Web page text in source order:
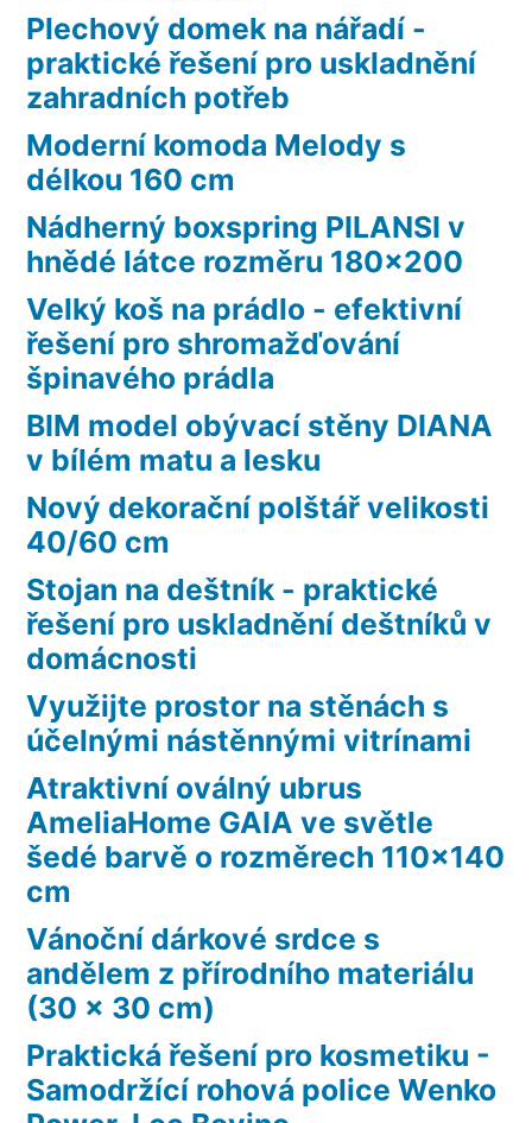
Plechový domek na nářadí -
praktické řešení pro uskladnění
zahradních potřeb
Moderní komoda Melody s
délkou 160 cm
Nádherný boxspring PILANSI v
hnědé látce rozměru 180×200
Velký koš na prádlo - efektivní
řešení pro shromažďování
špinavého prádla
BIM model obývací stěny DIANA
v bílém matu a lesku
Nový dekorační polštář velikosti
40/60 cm
Stojan na deštník - praktické
řešení pro uskladnění deštníků v
domácnosti
Využijte prostor na stěnách s
účelnými nástěnnými vitrínami
Atraktivní oválný ubrus
AmeliaHome GAIA ve světle
šedé barvě o rozměrech 110×140
cm
Vánoční dárkové srdce s
andělem z přírodního materiálu
(30 x 30 cm)
Praktická řešení pro kosmetiku -
Samodržící rohová police Wenko